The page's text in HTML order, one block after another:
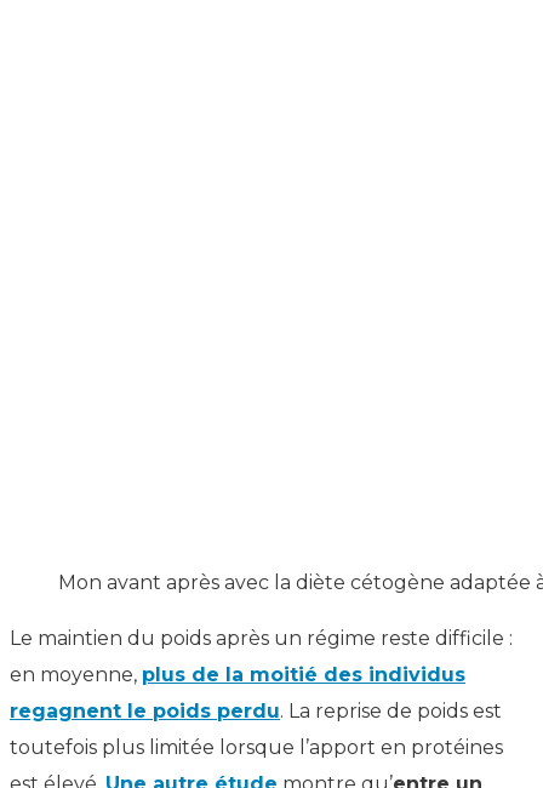
Mon avant après avec la diète cétogène adaptée
Le maintien du poids après un régime reste difficile :
en moyenne, plus de la moitié des individus
regagnent le poids perdu. La reprise de poids est
toutefois plus limitée lorsque l’apport en protéines